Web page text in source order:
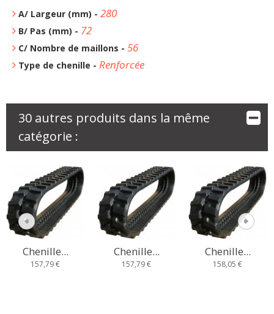
A/ Largeur (mm) - 280
B/ Pas (mm) - 72
C/ Nombre de maillons - 56
Type de chenille - Renforcée
30 autres produits dans la même
catégorie :
Chenille...
157,79 €
Chenille...
157,79 €
Chenille...
158,05 €